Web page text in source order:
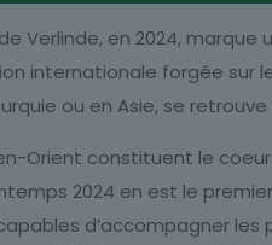
Verlinde, en 2024,
internationale forgée sur
ou en Asie, se
Orient constituent le
2024 en est le
d’accompagner